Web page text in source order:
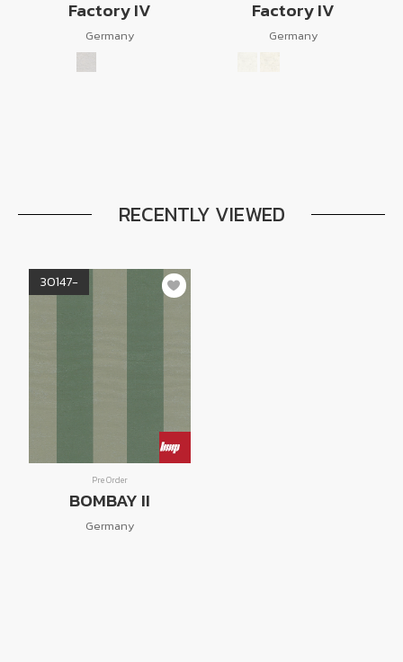
Factory IV
Germany
Factory IV
Germany
RECENTLY VIEWED
30147-
Pre Order
BOMBAY II
Germany